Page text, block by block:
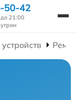
50-42
21:00